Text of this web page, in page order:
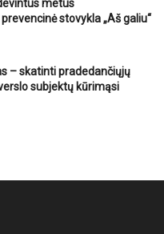
metus
stovykla „Aš galiu“
– skatinti pradedančiųjų
subjektų kūrimąsi